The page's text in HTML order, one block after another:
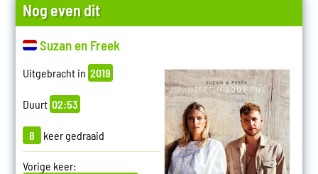
Nog even dit
Suzan en Freek
Uitgebracht in 2019
Duurt 02:53
8 keer gedraaid
Vorige keer: